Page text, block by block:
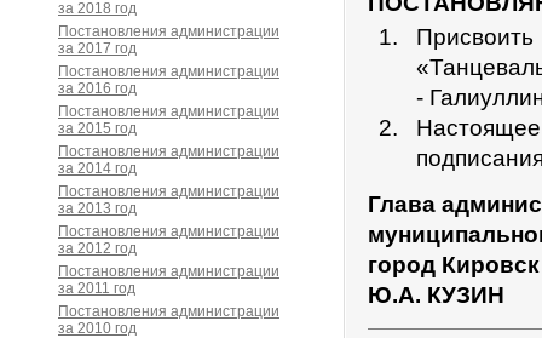
-
Глава
город
Ю.А. КУЗИН
за 2018 год
Постановления администрации
за 2017 год
Постановления администрации
за 2016 год
Постановления администрации
за 2015 год
Постановления администрации
за 2014 год
Постановления администрации
за 2013 год
Постановления администрации
за 2012 год
Постановления администрации
за 2011 год
Постановления администрации
за 2010 год